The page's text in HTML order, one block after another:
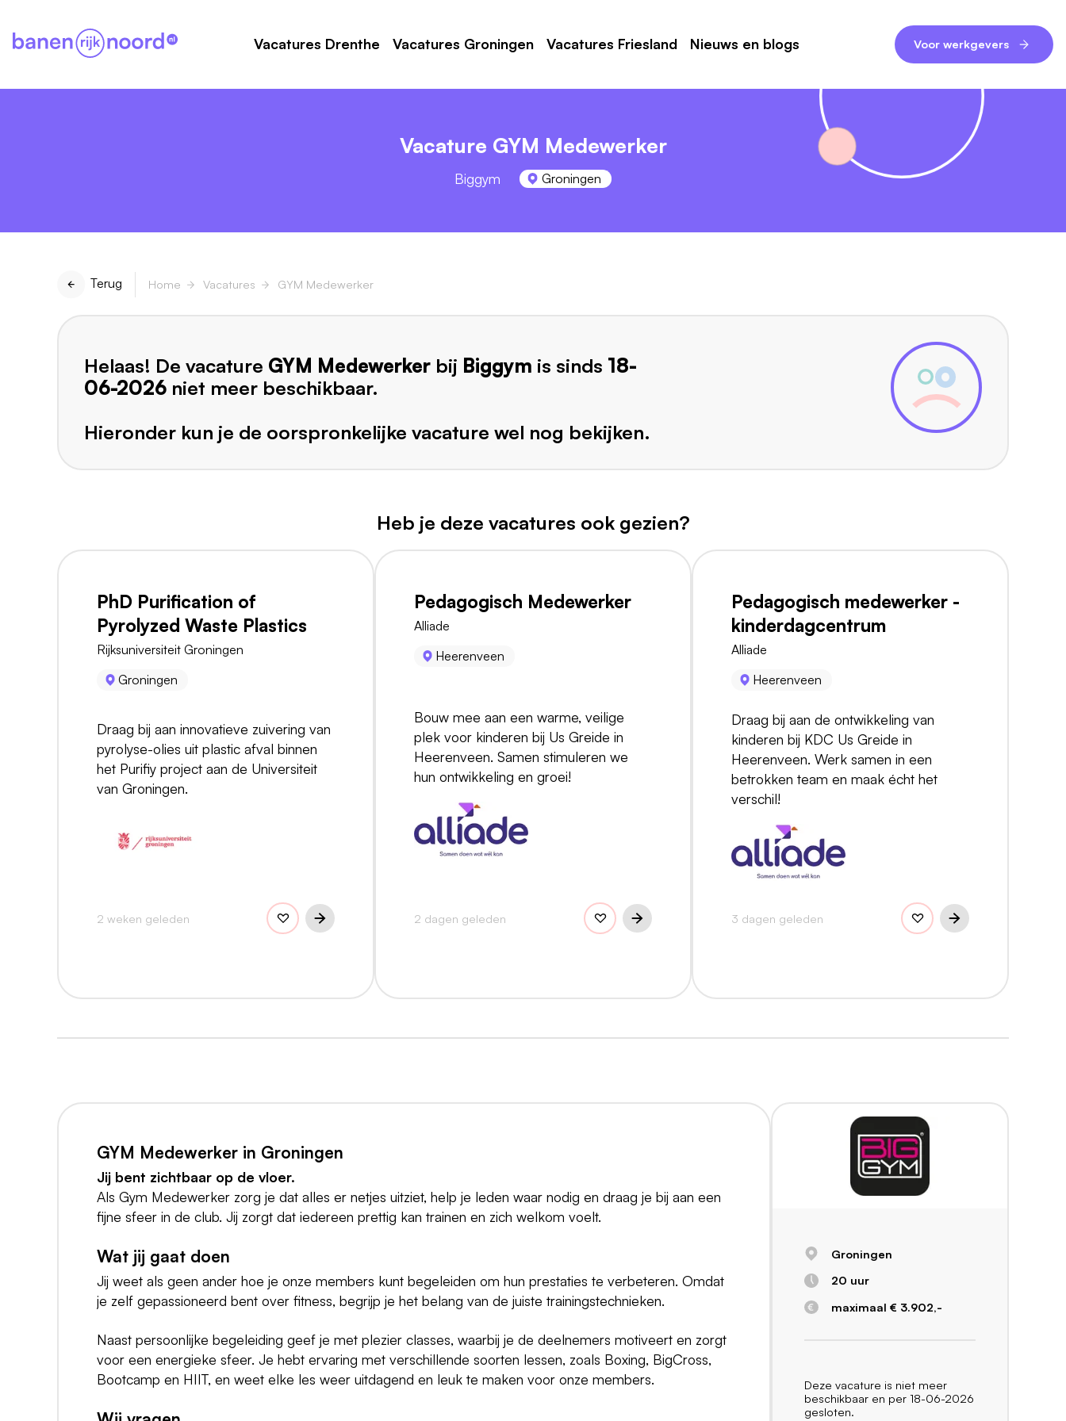
Vacatures Drenthe Vacatures Groningen Vacatures Friesland Nieuws en blogs Voor werkgevers
Vacature GYM Medewerker
Biggym Groningen
Terug Home Vacatures GYM Medewerker
Helaas! De vacature GYM Medewerker bij Biggym is sinds 18-
06-2026 niet meer beschikbaar.
Hieronder kun je de oorspronkelijke vacature wel nog bekijken.
Heb je deze vacatures ook gezien?
PhD Purification of
Pyrolyzed Waste Plastics
Rijksuniversiteit Groningen
Groningen
Draag bij aan innovatieve zuivering van
pyrolyse-olies uit plastic afval binnen
het Purifiy project aan de Universiteit
van Groningen.
2 weken geleden
Pedagogisch Medewerker
Alliade
Heerenveen
Bouw mee aan een warme, veilige
plek voor kinderen bij Us Greide in
Heerenveen. Samen stimuleren we
hun ontwikkeling en groei!
2 dagen geleden
Pedagogisch medewerker -
kinderdagcentrum
Alliade
Heerenveen
Draag bij aan de ontwikkeling van
kinderen bij KDC Us Greide in
Heerenveen. Werk samen in een
betrokken team en maak écht het
verschil!
3 dagen geleden
GYM Medewerker in Groningen
Jij bent zichtbaar op de vloer.
Als Gym Medewerker zorg je dat alles er netjes uitziet, help je leden waar nodig en draag je bij aan een
fijne sfeer in de club. Jij zorgt dat iedereen prettig kan trainen en zich welkom voelt.
Wat jij gaat doen
Jij weet als geen ander hoe je onze members kunt begeleiden om hun prestaties te verbeteren. Omdat
je zelf gepassioneerd bent over fitness, begrijp je het belang van de juiste trainingstechnieken.
Naast persoonlijke begeleiding geef je met plezier classes, waarbij je de deelnemers motiveert en zorgt
voor een energieke sfeer. Je hebt ervaring met verschillende soorten lessen, zoals Boxing, BigCross,
Bootcamp en HIIT, en weet elke les weer uitdagend en leuk te maken voor onze members.
Groningen
20 uur
maximaal € 3.902,-
Deze vacature is niet meer
beschikbaar en per 18-06-2026
gesloten.